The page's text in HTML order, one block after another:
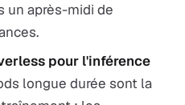
un après-midi de
pour l'inférence
longue durée sont la